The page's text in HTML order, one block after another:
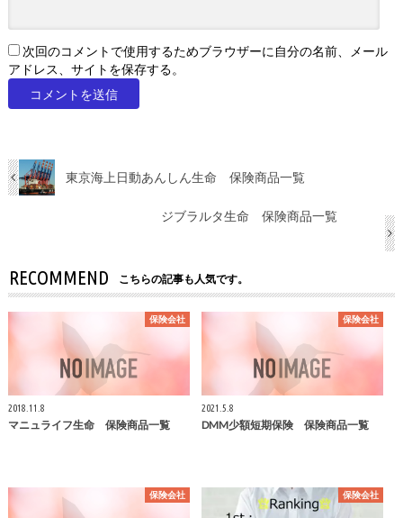
次回のコメントで使用するためブラウザーに自分の名前、メール
アドレス、サイトを保存する。
東京海上日動あんしん生命 保険商品一覧
ジブラルタ生命 保険商品一覧
RECOMMEND こちらの記事も人気です。
保険会社
2018.11.8
マニュライフ生命 保険商品一覧
保険会社
2021.5.8
DMM少額短期保険 保険商品一覧
保険会社 保険会社